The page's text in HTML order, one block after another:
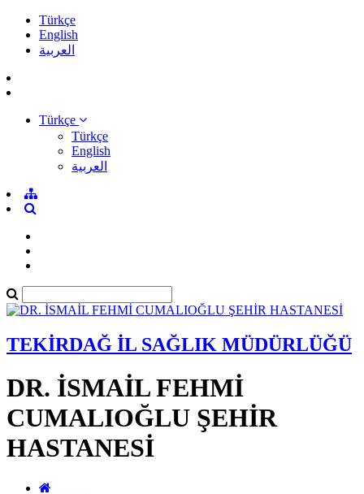
Türkçe
English
العربية
Türkçe
Türkçe
English
العربية
TEKİRDAĞ İL SAĞLIK MÜDÜRLÜĞÜ
DR. İSMAİL FEHMİ
CUMALIOĞLU ŞEHİR
HASTANESİ